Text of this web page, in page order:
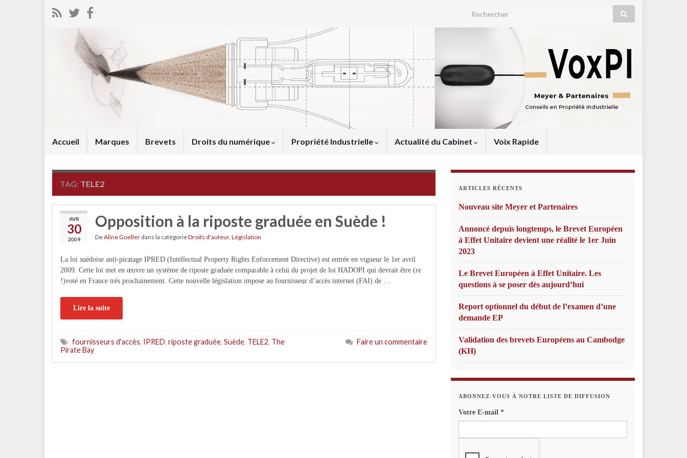
Search for:
Accueil Marques Brevets Droits du numérique Propriété Industrielle Actualité du Cabinet Voix Rapide
TAG: TELE2
AVR
30
2009
Opposition à la riposte graduée en Suède !
DeAline Goeller dans la catégorieDroits d'auteur, Législation
La loi suédoise anti-piratage IPRED (Intellectual Property Rights Enforcement Directive) est entrée en vigueur le 1er avril
2009. Cette loi met en œuvre un système de riposte graduée comparable à celui du projet de loi HADOPI qui devrait être (re
!)voté en France très prochainement. Cette nouvelle législation impose au fournisseur d’accès internet (FAI) de …
Lire la suite
fournisseurs d'accès, IPRED, riposte graduée, Suède, TELE2, The
Pirate Bay
Faire un commentaire
ARTICLES RÉCENTS
Nouveau site Meyer et Partenaires
Annoncé depuis longtemps, le Brevet Européen
à Effet Unitaire devient une réalité le 1er Juin
2023
Le Brevet Européen à Effet Unitaire. Les
questions à se poser dès aujourd’hui
Report optionnel du début de l’examen d’une
demande EP
Validation des brevets Européens au Cambodge
(KH)
ABONNEZ-VOUS À NOTRE LISTE DE DIFFUSION
Votre E-mail *